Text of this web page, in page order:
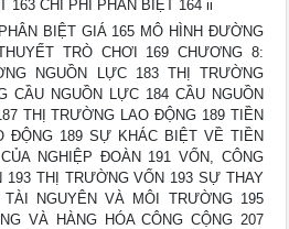
163 CHI PHÍ PHÂN BIỆT 164 ii
BIỆT GIÁ 165 MÔ HÌNH ĐƯỜNG
TRÒ CHƠI 169 CHƯƠNG 8:
NGUỒN LỰC 183 THỊ TRƯỜNG
CẦU NGUỒN LỰC 184 CẦU NGUỒN
THỊ TRƯỜNG LAO ĐỘNG 189 TIỀN
ĐỘNG 189 SỰ KHÁC BIỆT VỀ TIỀN
NGHIỆP ĐOÀN 191 VỐN, CÔNG
193 THỊ TRƯỜNG VỐN 193 SỰ THAY
NGUYÊN VÀ MÔI TRƯỜNG 195
VÀ HÀNG HÓA CÔNG CỘNG 207